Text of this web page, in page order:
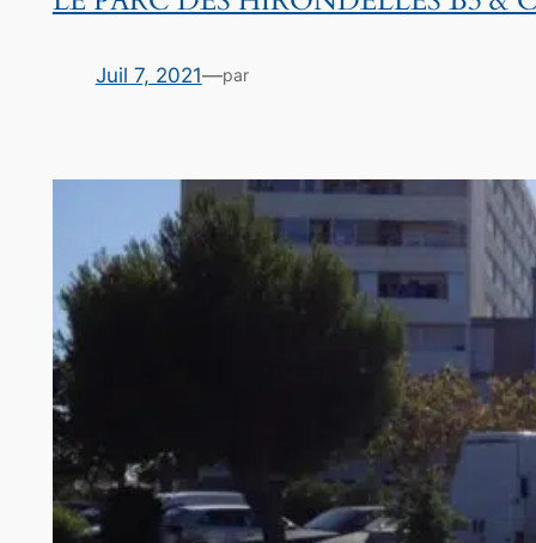
Juil 7, 2021—par